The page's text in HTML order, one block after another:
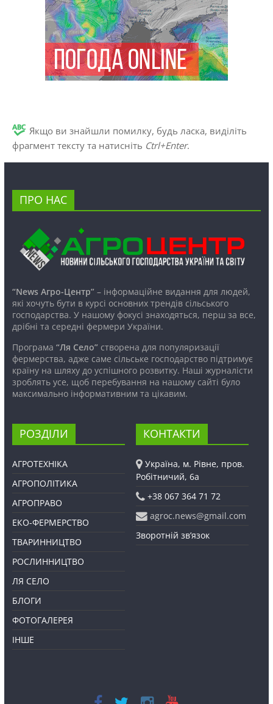
Якщо ви знайшли помилку, будь ласка, виділіть
фрагмент тексту та натисніть Ctrl+Enter.
ПРО НАС
“News Агро-Центр”– інформаційне видання для людей,
які хочуть бути в курсі основних трендів сільського
господарства. У нашому фокусі знаходяться, перш за все,
дрібні та середні фермери України.
Програма “Ля Село”створена для популяризації
фермерства, адже саме сільське господарство підтримує
країну на шляху до успішного розвитку. Наші журналісти
зроблять усе, щоб перебування на нашому сайті було
максимально інформативним та цікавим.
РОЗДІЛИ
АГРОТЕХНІКА
АГРОПОЛІТИКА
АГРОПРАВО
ЕКО-ФЕРМЕРСТВО
ТВАРИННИЦТВО
РОСЛИННИЦТВО
ЛЯ СЕЛО
БЛОГИ
ФОТОГАЛЕРЕЯ
ІНШЕ
КОНТАКТИ
Україна, м. Рівне, пров.
Робітничий, 6а
+38 067 364 71 72
agroc.news@gmail.com
Зворотній зв’язок